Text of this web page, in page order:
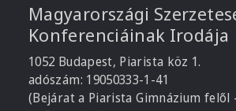
Magyarországi
Konferenciáinak Irodája
1052 Budapest, Piarista köz 1.
adószám: 19050333-1-41
(Bejárat a Piarista Gimnázium felől